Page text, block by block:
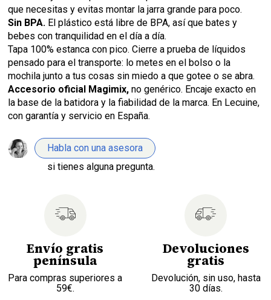
que necesitas y evitas montar la jarra grande para poco.
Sin BPA. El plástico está libre de BPA, así que bates y
bebes con tranquilidad en el día a día.
Tapa 100% estanca con pico. Cierre a prueba de líquidos
pensado para el transporte: lo metes en el bolso o la
mochila junto a tus cosas sin miedo a que gotee o se abra.
Accesorio oficial Magimix, no genérico. Encaje exacto en
la base de la batidora y la fiabilidad de la marca. En Lecuine,
con garantía y servicio en España.
Habla con una asesora
si tienes alguna pregunta.
Envío gratis
península
Para compras superiores a
59€.
Devoluciones
gratis
Devolución, sin uso, hasta
30 días.